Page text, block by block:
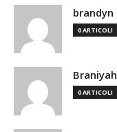
brandyn
0 ARTICOLI
0 ARTICOLI